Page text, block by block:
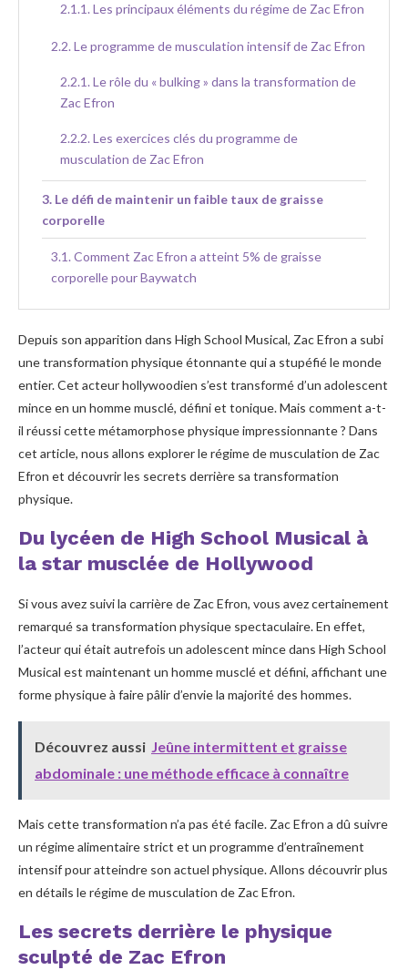
Les principaux éléments du régime de Zac Efron
Le programme de musculation intensif de Zac Efron
Le rôle du « bulking » dans la transformation de
Zac Efron
Les exercices clés du programme de
musculation de Zac Efron
Le défi de maintenir un faible taux de graisse
corporelle
Comment Zac Efron a atteint 5% de graisse
corporelle pour Baywatch
Depuis son apparition dans High School Musical, Zac Efron a subi
une transformation physique étonnante qui a stupéfié le monde
entier. Cet acteur hollywoodien s’est transformé d’un adolescent
mince en un homme musclé, défini et tonique. Mais comment a-t-
il réussi cette métamorphose physique impressionnante ? Dans
cet article, nous allons explorer le régime de musculation de Zac
Efron et découvrir les secrets derrière sa transformation
physique.
Du lycéen de High School Musical à
la star musclée de Hollywood
Si vous avez suivi la carrière de Zac Efron, vous avez certainement
remarqué sa transformation physique spectaculaire. En effet,
l’acteur qui était autrefois un adolescent mince dans High School
Musical est maintenant un homme musclé et défini, affichant une
forme physique à faire pâlir d’envie la majorité des hommes.
Découvrez aussi Jeûne intermittent et graisse
abdominale : une méthode efficace à connaître
Mais cette transformation n’a pas été facile. Zac Efron a dû suivre
un régime alimentaire strict et un programme d’entraînement
intensif pour atteindre son actuel physique. Allons découvrir plus
en détails le régime de musculation de Zac Efron.
Les secrets derrière le physique
sculpté de Zac Efron